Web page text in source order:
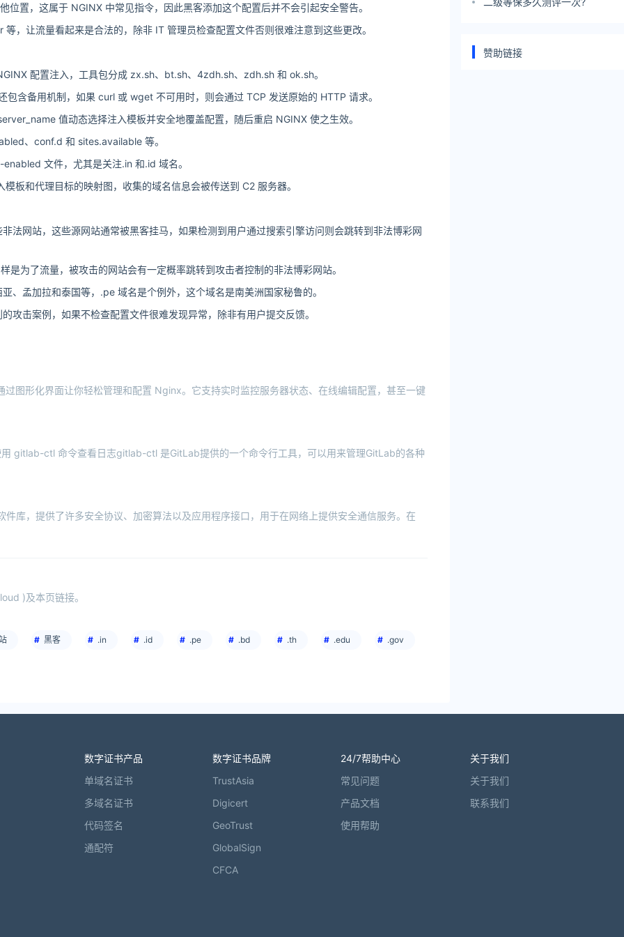
置，这属于 NGINX 中常见指令，因此黑客添加这个配置后并不会引起安全警告。
，让流量看起来是合法的，除非 IT 管理员检查配置文件否则很难注意到这些更改。
配置注入，工具包分成 zx.sh、bt.sh、4zdh.sh、zdh.sh 和 ok.sh。
含备用机制，如果 curl 或 wget 不可用时，则会通过 TCP 发送原始的 HTTP 请求。
值动态选择注入模板并安全地覆盖配置，随后重启 NGINX 使之生效。
、conf.d 和 sites.available 等。
文件，尤其是关注.in 和.id 域名。
板和代理目标的映射图，收集的域名信息会被传送到 C2 服务器。
法网站，这些源网站通常被黑客挂马，如果检测到用户通过搜索引擎访问则会跳转到非法博彩网
为了流量，被攻击的网站会有一定概率跳转到攻击者控制的非法博彩网站。
、孟加拉和泰国等，.pe 域名是个例外，这个域名是南美洲国家秘鲁的。
攻击案例，如果不检查配置文件很难发现异常，除非有用户提交反馈。
图形化界面让你轻松管理和配置 Nginx。它支持实时监控服务器状态、在线编辑配置，甚至一键
gitlab-ctl 命令查看日志gitlab-ctl 是GitLab提供的一个命令行工具，可以用来管理GitLab的各种
库，提供了许多安全协议、加密算法以及应用程序接口，用于在网络上提供安全通信服务。在
)及本页链接。
黑客 .in .id .pe .bd .th .edu .gov
赞助链接
数字证书产品
单域名证书
多域名证书
代码签名
通配符
数字证书品牌
TrustAsia
Digicert
GeoTrust
GlobalSign
CFCA
24/7帮助中心
常见问题
产品文档
使用帮助
关于我们
关于我们
联系我们